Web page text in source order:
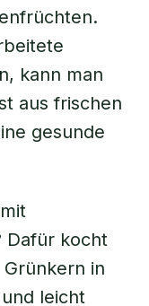
kann man
aus frischen
gesunde
Dafür kocht
in
leicht